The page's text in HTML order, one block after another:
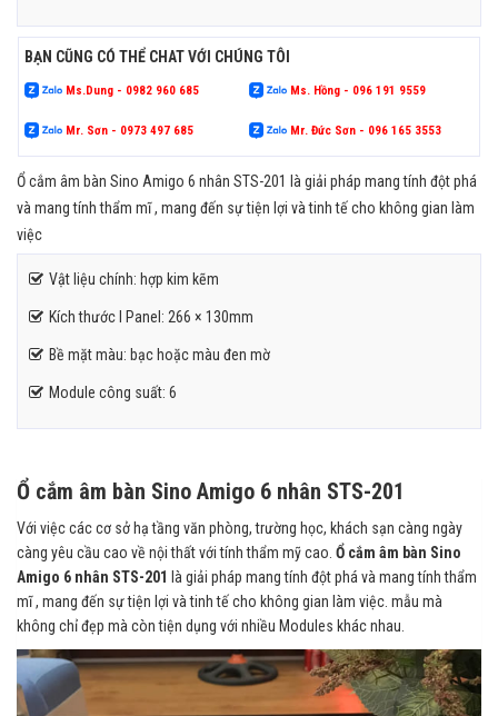
BẠN CŨNG CÓ THỂ CHAT VỚI CHÚNG TÔI
Ms.Dung - 0982 960 685 Ms. Hồng - 096 191 9559
Mr. Sơn - 0973 497 685 Mr. Đức Sơn - 096 165 3553
Ổ cắm âm bàn Sino Amigo 6 nhân STS-201 là giải pháp mang tính đột phá
và mang tính thẩm mĩ , mang đến sự tiện lợi và tinh tế cho không gian làm
việc
Vật liệu chính: hợp kim kẽm
Kích thước l Panel: 266 × 130mm
Bề mặt màu: bạc hoặc màu đen mờ
Module công suất: 6
Ổ cắm âm bàn Sino Amigo 6 nhân STS-201
Với việc các cơ sở hạ tầng văn phòng, trường học, khách sạn càng ngày
càng yêu cầu cao về nội thất với tính thẩm mỹ cao. Ổ cắm âm bàn Sino
Amigo 6 nhân STS-201 là giải pháp mang tính đột phá và mang tính thẩm
mĩ , mang đến sự tiện lợi và tinh tế cho không gian làm việc. mẫu mà
không chỉ đẹp mà còn tiện dụng với nhiều Modules khác nhau.